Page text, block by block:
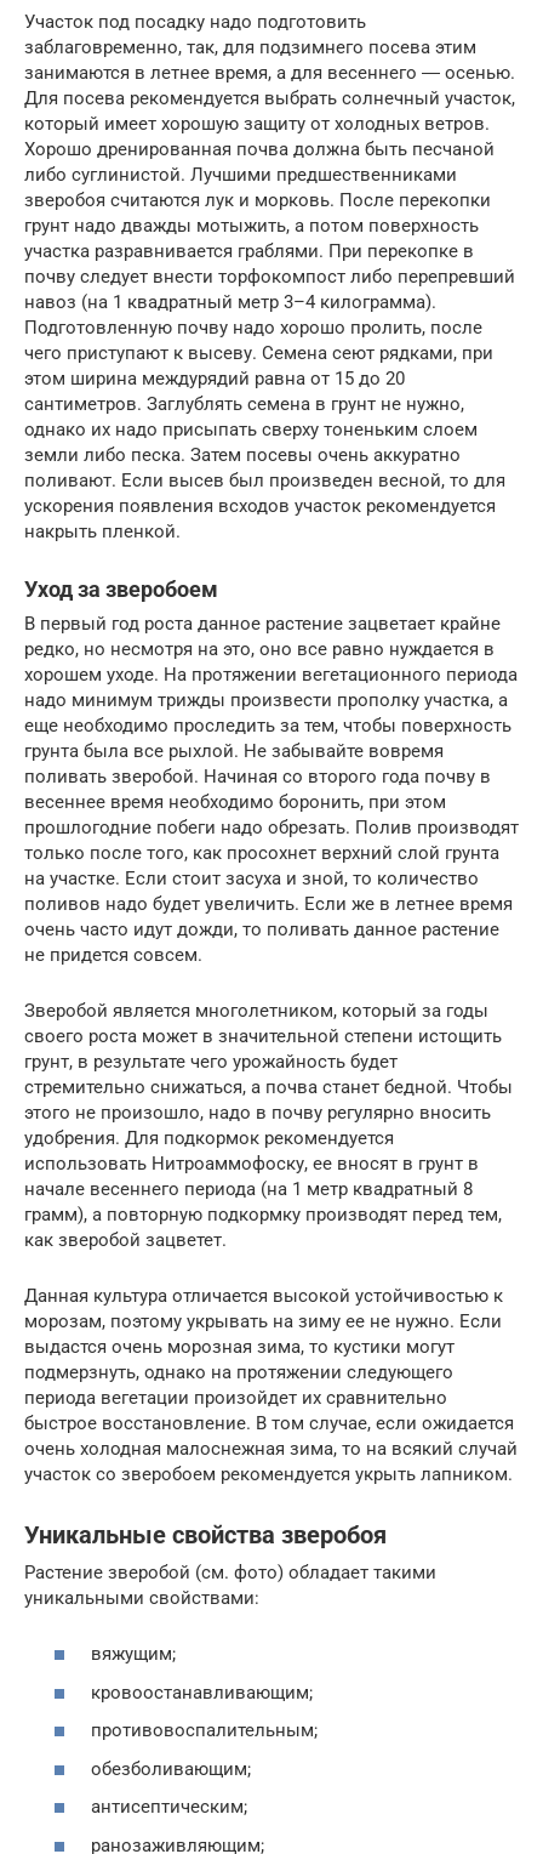
Участок под посадку надо подготовить
заблаговременно, так, для подзимнего посева этим
занимаются в летнее время, а для весеннего ― осенью.
Для посева рекомендуется выбрать солнечный участок,
который имеет хорошую защиту от холодных ветров.
Хорошо дренированная почва должна быть песчаной
либо суглинистой. Лучшими предшественниками
зверобоя считаются лук и морковь. После перекопки
грунт надо дважды мотыжить, а потом поверхность
участка разравнивается граблями. При перекопке в
почву следует внести торфокомпост либо перепревший
навоз (на 1 квадратный метр 3–4 килограмма).
Подготовленную почву надо хорошо пролить, после
чего приступают к высеву. Семена сеют рядками, при
этом ширина междурядий равна от 15 до 20
сантиметров. Заглублять семена в грунт не нужно,
однако их надо присыпать сверху тоненьким слоем
земли либо песка. Затем посевы очень аккуратно
поливают. Если высев был произведен весной, то для
ускорения появления всходов участок рекомендуется
накрыть пленкой.
Уход за зверобоем
В первый год роста данное растение зацветает крайне
редко, но несмотря на это, оно все равно нуждается в
хорошем уходе. На протяжении вегетационного периода
надо минимум трижды произвести прополку участка, а
еще необходимо проследить за тем, чтобы поверхность
грунта была все рыхлой. Не забывайте вовремя
поливать зверобой. Начиная со второго года почву в
весеннее время необходимо боронить, при этом
прошлогодние побеги надо обрезать. Полив производят
только после того, как просохнет верхний слой грунта
на участке. Если стоит засуха и зной, то количество
поливов надо будет увеличить. Если же в летнее время
очень часто идут дожди, то поливать данное растение
не придется совсем.
Зверобой является многолетником, который за годы
своего роста может в значительной степени истощить
грунт, в результате чего урожайность будет
стремительно снижаться, а почва станет бедной. Чтобы
этого не произошло, надо в почву регулярно вносить
удобрения. Для подкормок рекомендуется
использовать Нитроаммофоску, ее вносят в грунт в
начале весеннего периода (на 1 метр квадратный 8
грамм), а повторную подкормку производят перед тем,
как зверобой зацветет.
Данная культура отличается высокой устойчивостью к
морозам, поэтому укрывать на зиму ее не нужно. Если
выдастся очень морозная зима, то кустики могут
подмерзнуть, однако на протяжении следующего
периода вегетации произойдет их сравнительно
быстрое восстановление. В том случае, если ожидается
очень холодная малоснежная зима, то на всякий случай
участок со зверобоем рекомендуется укрыть лапником.
Уникальные свойства зверобоя
Растение зверобой (см. фото) обладает такими
уникальными свойствами:
вяжущим;
кровоостанавливающим;
противовоспалительным;
обезболивающим;
антисептическим;
ранозаживляющим;